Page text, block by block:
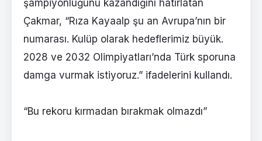
şampiyonluğunu kazandığını hatırlatan
Çakmar, “Rıza Kayaalp şu an Avrupa’nın bir
numarası. Kulüp olarak hedeflerimiz büyük.
2028 ve 2032 Olimpiyatları’nda Türk sporuna
damga vurmak istiyoruz.” ifadelerini kullandı.
“Bu rekoru kırmadan bırakmak olmazdı”